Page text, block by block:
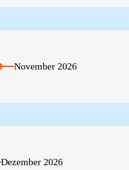
November 2026
Dezember 2026